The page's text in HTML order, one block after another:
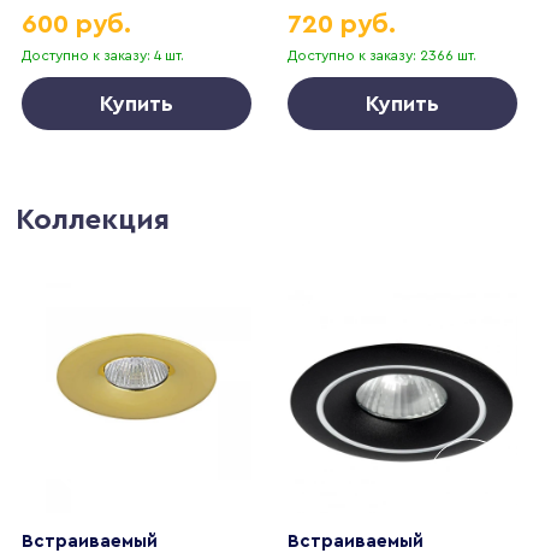
Доступно к заказу: 4 шт.
600 руб.
Купить
Доступно к заказу: 2366 шт.
720 руб.
Купить
Коллекция
Встраиваемый
Встраиваемый